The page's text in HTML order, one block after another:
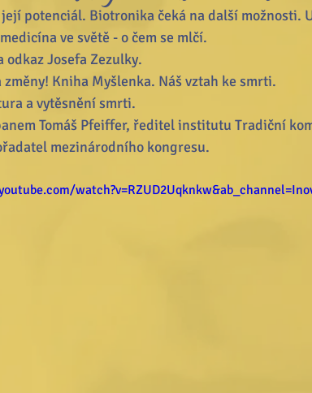
potenciál. Biotronika čeká na další možnosti.
ve světě - o čem se mlčí.
odkaz Josefa Zezulky.
změny! Kniha Myšlenka. Náš vztah ke smrti.
a vytěsnění smrti.
Tomáš Pfeiffer, ředitel institutu Tradiční
mezinárodního kongresu.